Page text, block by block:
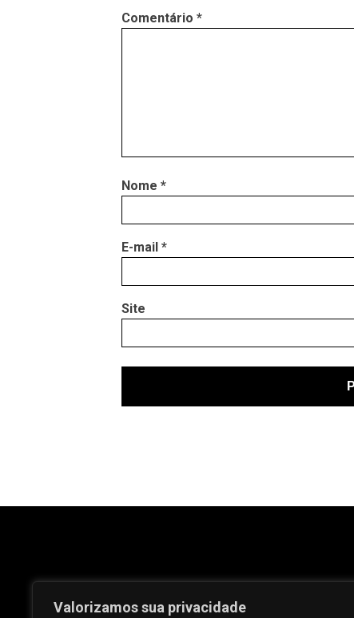
Valorizamos sua privacidade
Comentário *
Nome *
E-mail *
Site